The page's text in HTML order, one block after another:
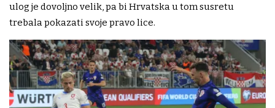
ulog je dovoljno velik, pa bi Hrvatska u tom susretu
trebala pokazati svoje pravo lice.